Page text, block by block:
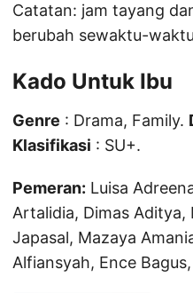
Catatan: jam tayang
berubah sewaktu-
Kado Untuk Ibu
Genre : Drama, Family.
Klasifikasi : SU+.
Pemeran: Luisa
Artalidia, Dimas Aditya,
Japasal, Mazaya
Alfiansyah, Ence